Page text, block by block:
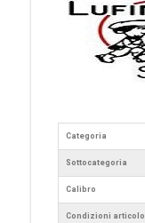
Categoria
Sottocategoria
Calibro
Condizioni articolo